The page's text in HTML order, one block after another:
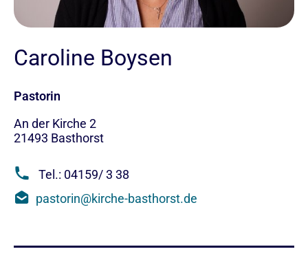
Caroline Boysen
Pastorin
An der Kirche 2
21493 Basthorst
Tel.: 04159/ 3 38
pastorin@kirche-basthorst.de